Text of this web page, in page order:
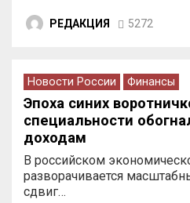
РЕДАКЦИЯ 5272
Новости России Финансы
Эпоха синих
специальности
доходам
В российском
разворачивается
сдвиг…